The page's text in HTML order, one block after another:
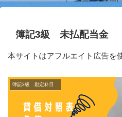
簿記3級 未払配当金
本サイトはアフルエイト広告を
簿記3級 勘定科目